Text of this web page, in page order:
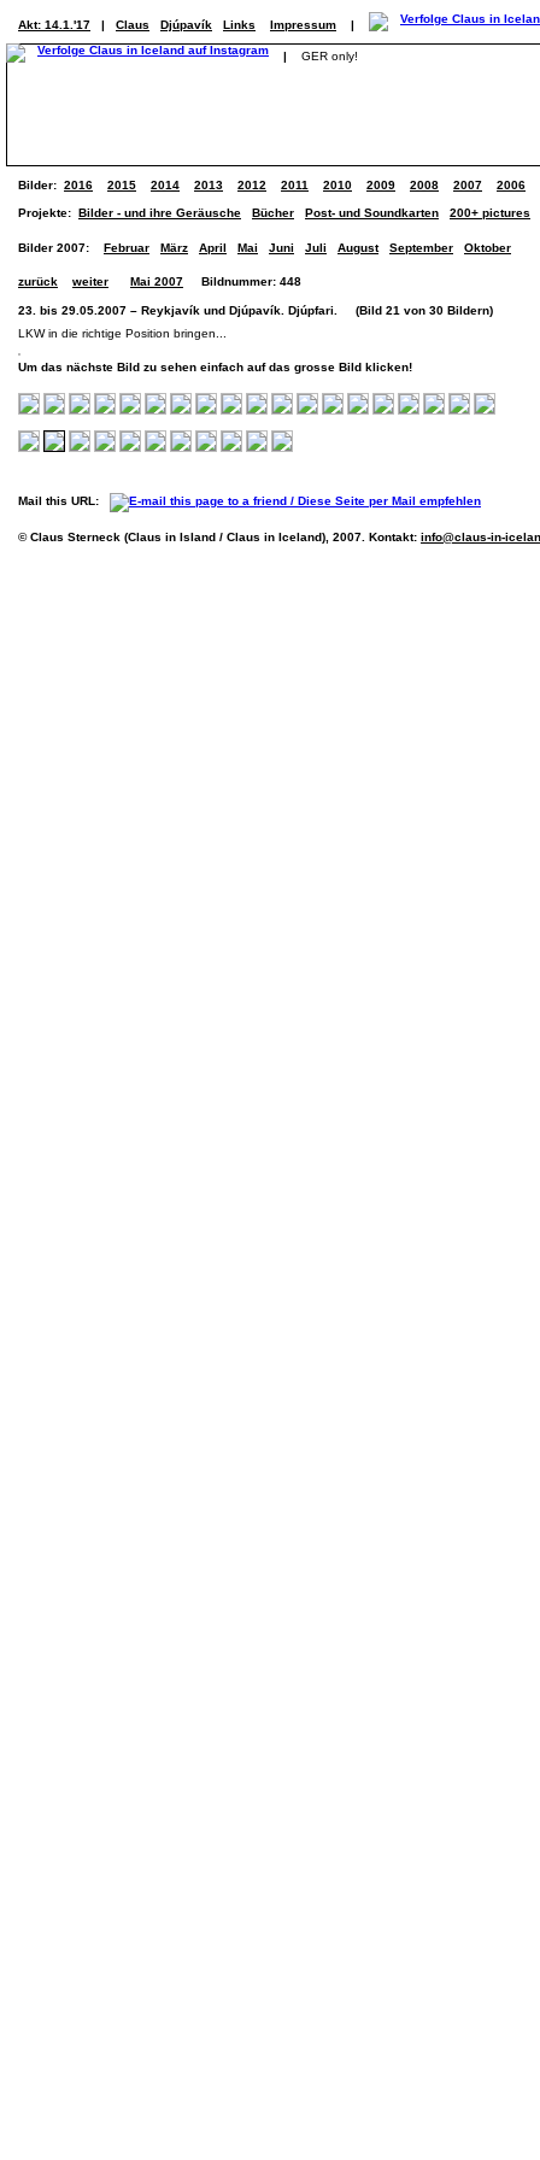
Akt: 14.1.'17 | Claus Djúpavík Links Impressum |
| GER only!
Bilder: 2016 2015 2014 2013 2012 2011 2010 2009 2008 2007 2006
Projekte: Bilder - und ihre Geräusche Bücher Post- und Soundkarten 200+ pictures
Bilder 2007: Februar März April Mai Juni Juli August September Oktober
zurück weiter Mai 2007 Bildnummer: 448
23. bis 29.05.2007 – Reykjavík und Djúpavík. Djúpfari. (Bild 21 von 30 Bildern)
LKW in die richtige Position bringen...
Um das nächste Bild zu sehen einfach auf das grosse Bild klicken!
Mail this URL:
© Claus Sterneck (Claus in Island / Claus in Iceland), 2007. Kontakt: info@claus-in-